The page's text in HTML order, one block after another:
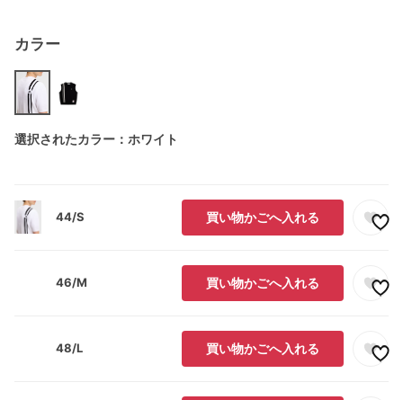
カラー
選択されたカラー：ホワイト
44/S 買い物かごへ入れる
46/M 買い物かごへ入れる
48/L 買い物かごへ入れる